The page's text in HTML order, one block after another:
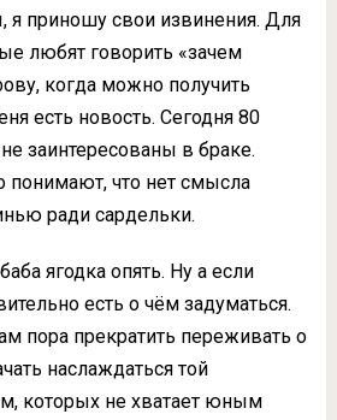
приношу свои извинения. Для
любят говорить «зачем
когда можно получить
есть новость. Сегодня 80
заинтересованы в браке.
понимают, что нет смысла
ради сардельки.
ягодка опять. Ну а если
есть о чём задуматься.
пора прекратить переживать о
наслаждаться той
которых не хватает юным